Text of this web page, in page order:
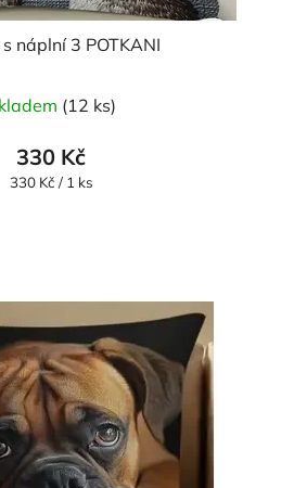
náplní 3 POTKANI
hodnocení
produktu
je
(12 ks)
330 Kč
Měrná
330 Kč / 1 ks